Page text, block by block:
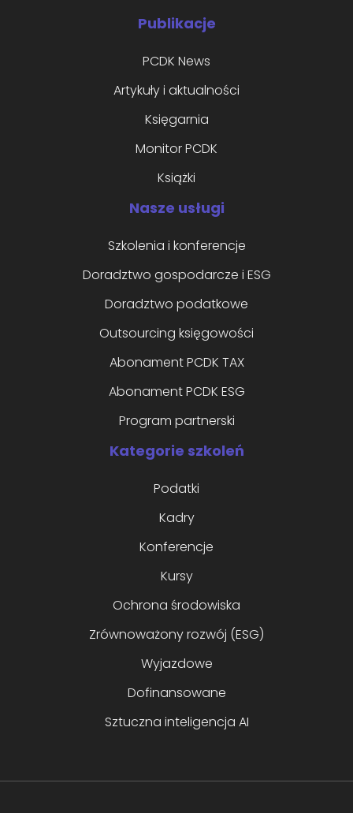
Publikacje
PCDK News
Artykuły i aktualności
Księgarnia
Monitor PCDK
Książki
Nasze usługi
Szkolenia i konferencje
Doradztwo gospodarcze i ESG
Doradztwo podatkowe
Outsourcing księgowości
Abonament PCDK TAX
Abonament PCDK ESG
Program partnerski
Kategorie szkoleń
Podatki
Kadry
Konferencje
Kursy
Ochrona środowiska
Zrównoważony rozwój (ESG)
Wyjazdowe
Dofinansowane
Sztuczna inteligencja AI